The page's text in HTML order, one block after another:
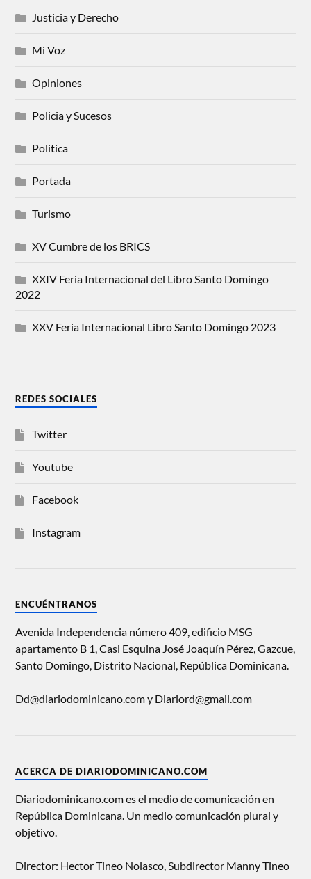
Justicia y Derecho
Mi Voz
Opiniones
Policia y Sucesos
Politica
Portada
Turismo
XV Cumbre de los BRICS
XXIV Feria Internacional del Libro Santo Domingo
2022
XXV Feria Internacional Libro Santo Domingo 2023
REDES SOCIALES
Twitter
Youtube
Facebook
Instagram
ENCUÉNTRANOS
Avenida Independencia número 409, edificio MSG
apartamento B 1, Casi Esquina José Joaquín Pérez, Gazcue,
Santo Domingo, Distrito Nacional, República Dominicana.
Dd@diariodominicano.com y Diariord@gmail.com
ACERCA DE DIARIODOMINICANO.COM
Diariodominicano.com es el medio de comunicación en
República Dominicana. Un medio comunicación plural y
objetivo.
Director: Hector Tineo Nolasco, Subdirector Manny Tineo